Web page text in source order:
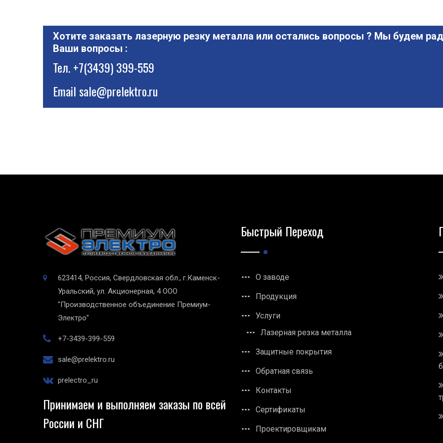
Хотите заказать лазерную резку металла или остались вопросы ? Мы будем
Ваши вопросы :
Тел.+7(3439) 399-559
Emailsale@prelektro.ru
623414, Россия, Свердловская обл., г.Каменск-
Уральский, ул. Акционерная, 4 ООО
"Производственное объединение Премиум-
Электро"
+7-3439-399-559
sale@prelektro.ru
prelectro_ru
Принимаем и выполняем заказы по всей
России и СНГ
Быстрый Переход
О заводе
Продукция
Услуги
Лазерная резка металла
Защитные покрытия
Обратная связь
Контакты
Сертификаты
Проектировщикам